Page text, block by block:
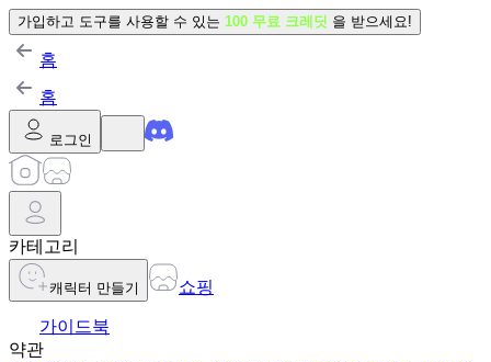
가입하고 도구를 사용할 수 있는 100 무료 크레딧 을 받으세요!
홈
홈
로그인
카테고리
캐릭터 만들기 쇼핑
가이드북
약관